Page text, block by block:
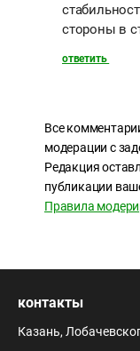
стороны в
ответить
Все
модерации с
Редакция
публикации
Правила
контакты
Казань,